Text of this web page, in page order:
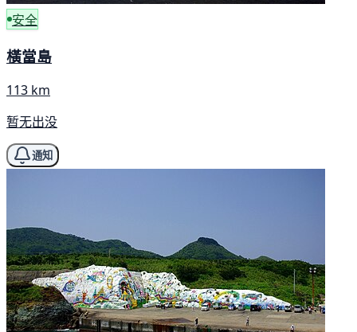
安全
橫當島
113 km
暂无出没
通知